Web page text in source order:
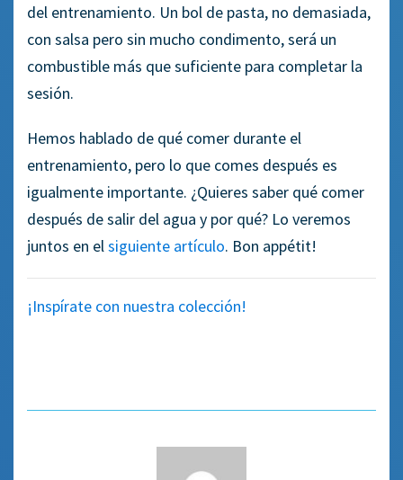
del entrenamiento. Un bol de pasta, no demasiada,
con salsa pero sin mucho condimento, será un
combustible más que suficiente para completar la
sesión.
Hemos hablado de qué comer durante el
entrenamiento, pero lo que comes después es
igualmente importante. ¿Quieres saber qué comer
después de salir del agua y por qué? Lo veremos
juntos en elsiguiente artículo. Bon appétit!
¡Inspírate con nuestra colección!